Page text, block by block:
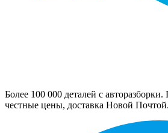
Более 100 000 деталей с авторазборки.
честные цены, доставка Новой Почтой.